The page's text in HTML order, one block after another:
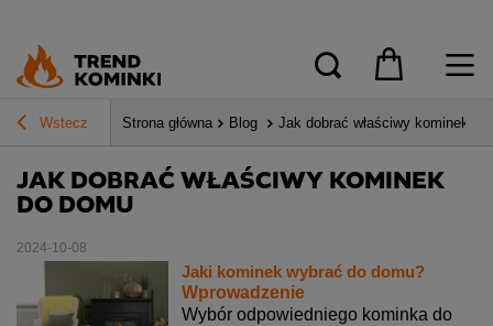
Wstecz Strona główna Blog Jak dobrać właściwy kominek do
JAK DOBRAĆ WŁAŚCIWY KOMINEK
DO DOMU
2024-10-08
Jaki kominek wybrać do domu?
Wprowadzenie
Wybór odpowiedniego kominka do